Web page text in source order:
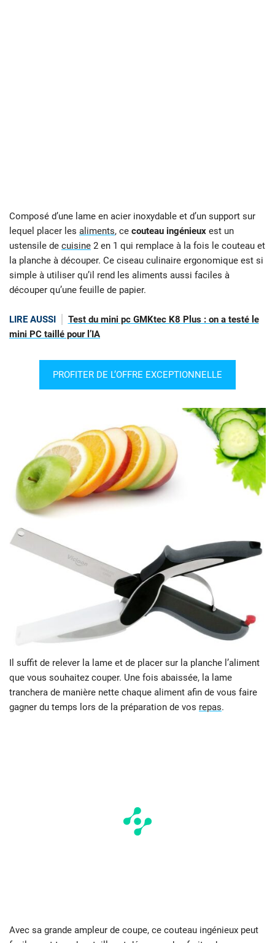
Composé d’une lame en acier inoxydable et d’un support sur
lequel placer les aliments, ce couteau ingénieux est un
ustensile de cuisine 2 en 1 qui remplace à la fois le couteau et
la planche à découper. Ce ciseau culinaire ergonomique est si
simple à utiliser qu’il rend les aliments aussi faciles à
découper qu’une feuille de papier.
LIRE AUSSI
Test du mini pc GMKtec K8 Plus : on a testé le
mini PC taillé pour l’IA
PROFITER DE L’OFFRE EXCEPTIONNELLE
Il suffit de relever la lame et de placer sur la planche l’aliment
que vous souhaitez couper. Une fois abaissée, la lame
tranchera de manière nette chaque aliment afin de vous faire
gagner du temps lors de la préparation de vos repas.
Avec sa grande ampleur de coupe, ce couteau ingénieux peut